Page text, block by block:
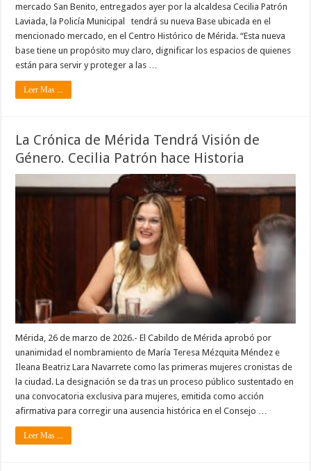
mercado San Benito, entregados ayer por la alcaldesa Cecilia Patrón
Laviada, la Policía Municipal tendrá su nueva Base ubicada en el
mencionado mercado, en el Centro Histórico de Mérida. “Esta nueva
base tiene un propósito muy claro, dignificar los espacios de quienes
están para servir y proteger a las …
Leer Mas ...
La Crónica de Mérida Tendrá Visión de
Género. Cecilia Patrón hace Historia
Mérida, 26 de marzo de 2026.- El Cabildo de Mérida aprobó por
unanimidad el nombramiento de María Teresa Mézquita Méndez e
Ileana Beatriz Lara Navarrete como las primeras mujeres cronistas de
la ciudad. La designación se da tras un proceso público sustentado en
una convocatoria exclusiva para mujeres, emitida como acción
afirmativa para corregir una ausencia histórica en el Consejo …
Leer Mas ...